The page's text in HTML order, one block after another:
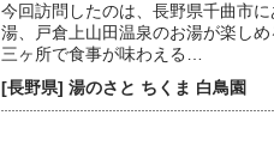
今回訪問したのは、長野県千曲市
湯、戸倉上山田温泉のお湯が楽し
三ヶ所で食事が味わえる…
[長野県] 湯のさと ちくま 白鳥園